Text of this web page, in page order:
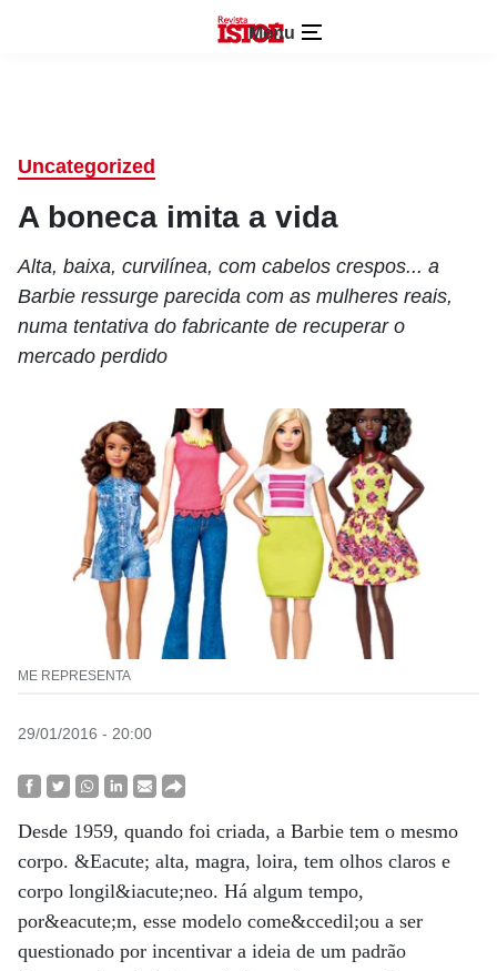
Menu
Uncategorized
A boneca imita a vida
Alta, baixa, curvilínea, com cabelos crespos... a
Barbie ressurge parecida com as mulheres reais,
numa tentativa do fabricante de recuperar o
mercado perdido
ME REPRESENTA
29/01/2016 - 20:00
Desde 1959, quando foi criada, a Barbie tem o mesmo
corpo. &Eacute; alta, magra, loira, tem olhos claros e
corpo longil&iacute;neo. Há algum tempo,
por&eacute;m, esse modelo come&ccedil;ou a ser
questionado por incentivar a ideia de um padrão